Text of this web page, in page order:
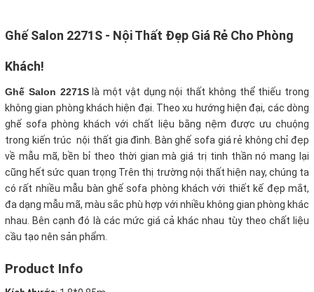
Ghế Salon 2271S - Nội Thất Đẹp Giá Rẻ Cho Phòng
Khách!
Ghế Salon 2271Slà một vật dụng nội thất không thể thiếu trong
không gian phòng khách hiện đại. Theo xu hướng hiện đại, các dòng
ghế sofa phòng khách với chất liệu bằng nệm được ưu chuộng
trong kiến trúc nội thất gia đình. Bàn ghế sofa giá rẻ không chỉ đẹp
về mẫu mã, bền bỉ theo thời gian mà giá trị tinh thần nó mang lại
cũng hết sức quan trọng Trên thị trường nội thất hiện nay, chúng ta
có rất nhiều mẫu bàn ghế sofa phòng khách với thiết kế đẹp mắt,
đa dạng mẫu mã, màu sắc phù hợp với nhiều không gian phòng khác
nhau. Bên cạnh đó là các mức giá cả khác nhau tùy theo chất liệu
cầu tạo nên sản phẩm.
Product Info